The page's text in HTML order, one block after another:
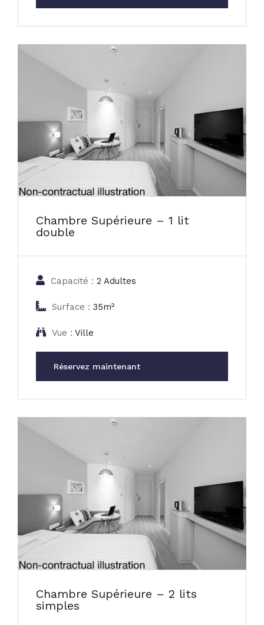
Chambre Supérieure – 1 lit
double
Capacité : 2 Adultes
Surface : 35m²
Vue : Ville
Réservez maintenant
Chambre Supérieure – 2 lits
simples